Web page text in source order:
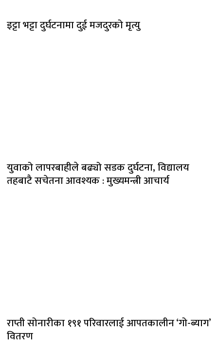
इट्टा भट्टा दुर्घटनामा दुई मजदुरको मृत्यु
युवाको लापरबाहीले बढ्यो सडक दुर्घटना, विद्यालय
तहबाटै सचेतना आवश्यक : मुख्यमन्त्री आचार्य
राप्ती सोनारीका १९१ परिवारलाई आपतकालीन ‘गो-ब्याग’
वितरण